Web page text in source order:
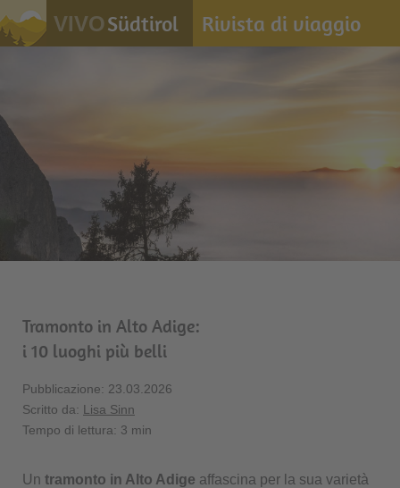
VIVOSüdtirol Rivista di viaggio
Tramonto in Alto Adige:
i 10 luoghi più belli
Pubblicazione: 23.03.2026
Scritto da: Lisa Sinn
Tempo di lettura: 3 min
Un tramonto in Alto Adige affascina per la sua varietà